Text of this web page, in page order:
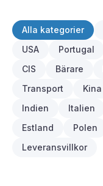
Alla kategorier
USA
Portugal
CIS
Bärare
Transport
Kina
Indien
Italien
Estland
Polen
Leveransvillkor